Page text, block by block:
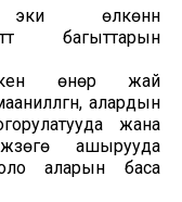
эки өлкөнүн
багыттарын
өнөр жай
алардын
жана
ашырууда
аларын баса